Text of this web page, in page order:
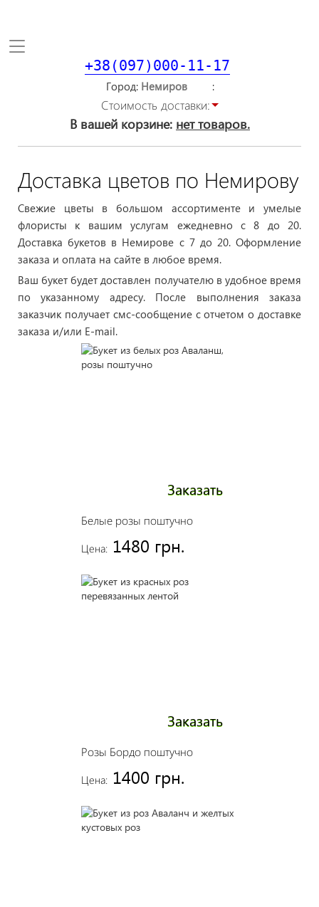
Toggle
+38(097)000-11-17
Город
Стоимость доставки:
В вашей корзине: нет товаров.
Доставка цветов по Немирову
Свежие цветы в большом ассортименте и умелые
флористы к вашим услугам ежедневно с 8 до 20.
Доставка букетов в Немирове с 7 до 20. Оформление
заказа и оплата на сайте в любое время.
Ваш букет будет доставлен получателю в удобное время
по указанному адресу. После выполнения заказа
заказчик получает смс-сообщение с отчетом о доставке
заказа и/или E-mail.
Белые розы поштучно
Цена: 1480 грн.
Заказать
Розы Бордо поштучно
Цена: 1400 грн.
Заказать